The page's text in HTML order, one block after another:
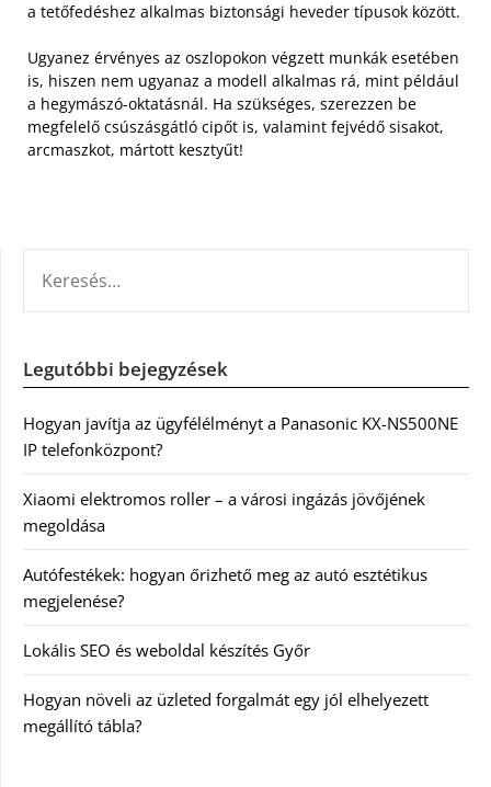
a tetőfedéshez alkalmas biztonsági heveder típusok között.
Ugyanez érvényes az oszlopokon végzett munkák esetében
is, hiszen nem ugyanaz a modell alkalmas rá, mint például
a hegymászó-oktatásnál. Ha szükséges, szerezzen be
megfelelő csúszásgátló cipőt is, valamint fejvédő sisakot,
arcmaszkot, mártott kesztyűt!
Legutóbbi bejegyzések
Hogyan javítja az ügyfélélményt a Panasonic KX-NS500NE
IP telefonközpont?
Xiaomi elektromos roller – a városi ingázás jövőjének
megoldása
Autófestékek: hogyan őrizhető meg az autó esztétikus
megjelenése?
Lokális SEO és weboldal készítés Győr
Hogyan növeli az üzleted forgalmát egy jól elhelyezett
megállító tábla?